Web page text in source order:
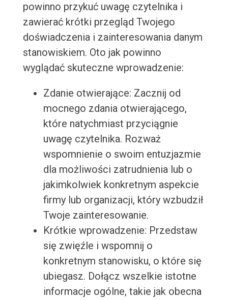
powinno przykuć uwagę czytelnika i
zawierać krótki przegląd Twojego
doświadczenia i zainteresowania danym
stanowiskiem. Oto jak powinno
wyglądać skuteczne wprowadzenie:
Zdanie otwierające: Zacznij od
mocnego zdania otwierającego,
które natychmiast przyciągnie
uwagę czytelnika. Rozważ
wspomnienie o swoim entuzjazmie
dla możliwości zatrudnienia lub o
jakimkolwiek konkretnym aspekcie
firmy lub organizacji, który wzbudził
Twoje zainteresowanie.
Krótkie wprowadzenie: Przedstaw
się zwięźle i wspomnij o
konkretnym stanowisku, o które się
ubiegasz. Dołącz wszelkie istotne
informacje ogólne, takie jak obecna